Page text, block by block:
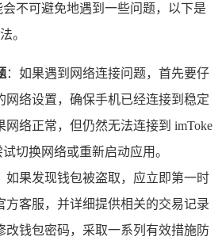
不可避免地遇到一些问题，以下是
。
：如果遇到网络连接问题，首先要仔
网络设置，确保手机已经连接到稳定
网络正常，但仍然无法连接到 imToke
切换网络或重新启动应用。
如果发现钱包被盗取，应立即第一时
方客服，并详细提供相关的交易记录
改钱包密码，采取一系列有效措施防